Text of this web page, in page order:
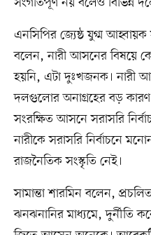
এনসিপির জ্যেষ্ঠ যুগ্ম
বলেন, নারী আসনের বিষয়ে
হয়নি, এটা দুঃখজনক। নারী
দলগুলোর অনাগ্রহের বড় কারণ
সংরক্ষিত আসনে সরাসরি
নারীকে সরাসরি নির্বাচনে
রাজনৈতিক সংস্কৃতি নেই।
সামান্তা শারমিন বলেন,
ঝনঝনানির মাধ্যমে, দুর্নীতি